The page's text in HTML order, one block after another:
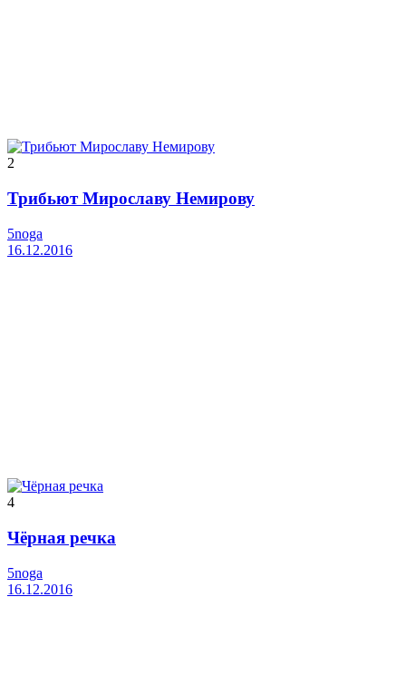
2
Трибьют Мирославу Немирову
5noga
16.12.2016
4
Чёрная речка
5noga
16.12.2016